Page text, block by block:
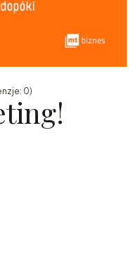
0)